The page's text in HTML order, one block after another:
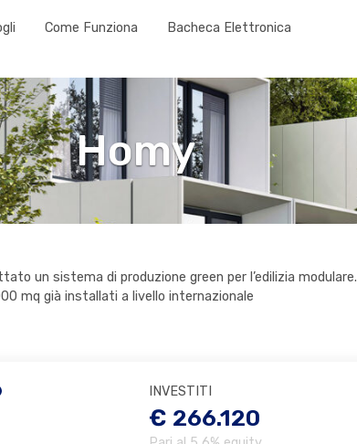
Come Funziona Bacheca Elettronica
Homy
un sistema di produzione green per l’edilizia modulare.
mq già installati a livello internazionale
INVESTITI
€ 266.120